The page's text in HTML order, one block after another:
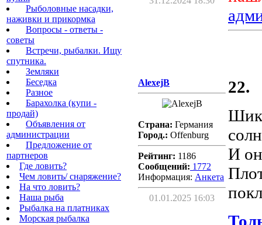
Рыболовные насадки,
наживки и прикормка
Вопросы - ответы -
советы
Встречи, рыбалки. Ищу
спутника.
Земляки
Беседка
Разное
Барахолка (купи -
продай)
Объявления от
администрации
Предложение от
партнеров
Где ловить?
Чем ловить/ снаряжение?
На что ловить?
Наша рыба
Рыбалка на платниках
Морская рыбалка
AlexejB
Страна: Германия
Город.: Offenburg
Рейтинг: 1186
Сообщений: 1772
Информация: Aнкета
01.01.2025 16:03
22.
И